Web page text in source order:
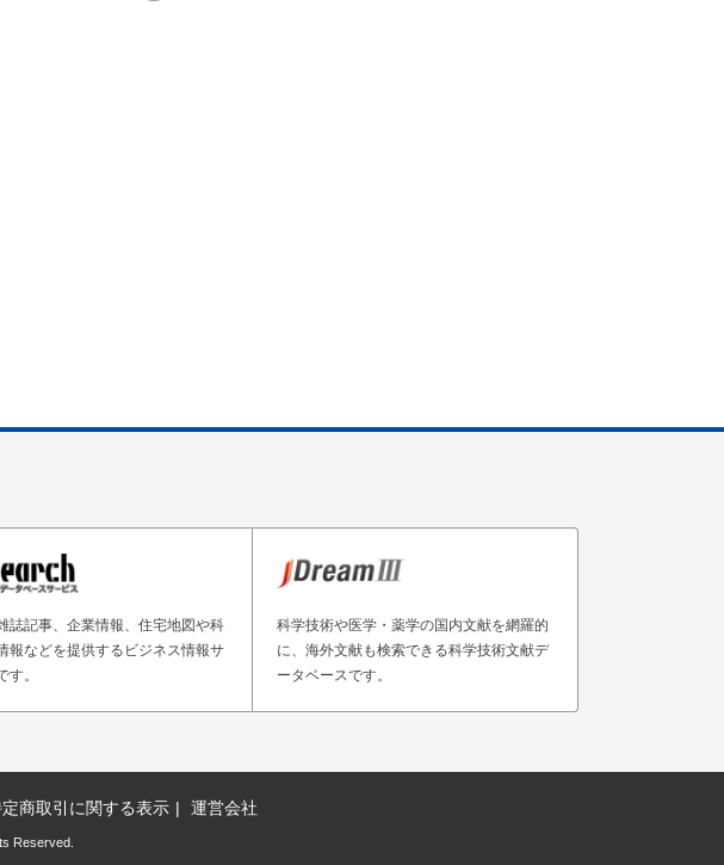
誌記事、企業情報、住宅地図や科
報などを提供するビジネス情報サ
す。
科学技術や医学・薬学の国内文献を網羅的
に、海外文献も検索できる科学技術文献デ
ータベースです。
商取引に関する表示 運営会社
Reserved.